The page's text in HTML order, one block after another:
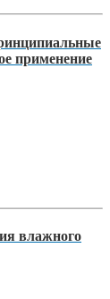
применение
влажного